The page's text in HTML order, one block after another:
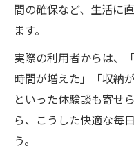
間の確保など、生活に
ます。
実際の利用者からは、
時間が増えた」「収納
といった体験談も寄せ
ら、こうした快適な毎
う。